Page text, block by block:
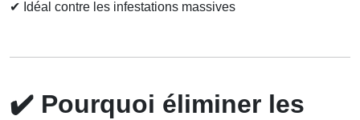
✔ Idéal contre les infestations massives
✔️ Pourquoi éliminer les